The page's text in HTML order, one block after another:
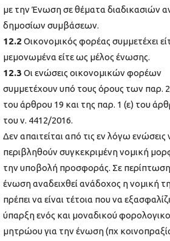
με την Ένωση σε θέματα διαδικασιών
δημοσίων συμβάσεων.
12.2 Οικονομικός φορέας συμμετέχει
μεμονωμένα είτε ως μέλος ένωσης.
12.3 Οι ενώσεις οικονομικών φορέων
συμμετέχουν υπό τους όρους των παρ.
του άρθρου 19 και της παρ. 1 (ε) του
του ν. 4412/2016.
Δεν απαιτείται από τις εν λόγω ενώσεις
περιβληθούν συγκεκριμένη νομική
την υποβολή προσφοράς. Σε
ένωση αναδειχθεί ανάδοχος η νομική
πρέπει να είναι τέτοια που να
ύπαρξη ενός και μοναδικού
μητρώου για την ένωση (πχ